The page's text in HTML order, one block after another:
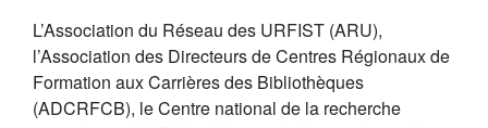
L’Association du Réseau des URFIST (ARU),
l’Association des Directeurs de Centres Régionaux de
Formation aux Carrières des Bibliothèques
(ADCRFCB), le Centre national de la recherche